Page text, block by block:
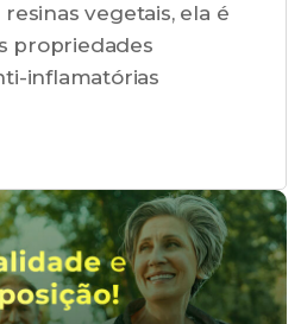
vegetais, ela é
propriedades
inflamatórias